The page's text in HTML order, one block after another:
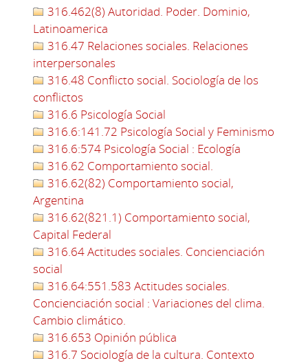
316.462(8) Autoridad. Poder. Dominio,
Latinoamerica
316.47 Relaciones sociales. Relaciones
interpersonales
316.48 Conflicto social. Sociología de los
conflictos
316.6 Psicología Social
316.6:141.72 Psicología Social y Feminismo
316.6:574 Psicología Social : Ecología
316.62 Comportamiento social.
316.62(82) Comportamiento social,
Argentina
316.62(821.1) Comportamiento social,
Capital Federal
316.64 Actitudes sociales. Concienciación
social
316.64:551.583 Actitudes sociales.
Concienciación social : Variaciones del clima.
Cambio climático.
316.653 Opinión pública
316.7 Sociología de la cultura. Contexto